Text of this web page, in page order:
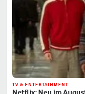
TV & ENTERTAINMENT